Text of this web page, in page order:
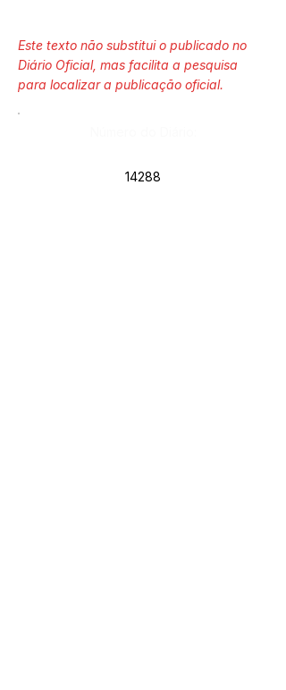
Este texto não substitui o publicado no
Diário Oficial, mas facilita a pesquisa
para localizar a publicação oficial.
14288